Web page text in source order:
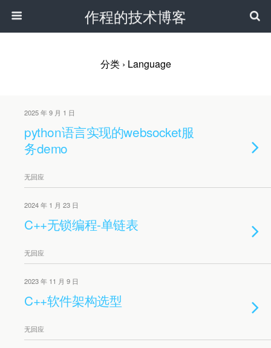
作程的技术博客
分类 › Language
2025 年 9 月 1 日
python语言实现的websocket服
务demo
无回应
2024 年 1 月 23 日
C++无锁编程-单链表
无回应
2023 年 11 月 9 日
C++软件架构选型
无回应